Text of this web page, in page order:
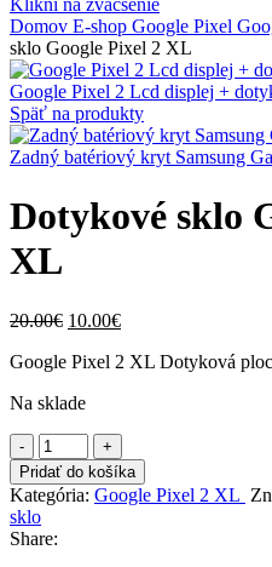
Klikni na zväčšenie
Domov E-shop Google Pixel
sklo Google Pixel 2 XL
Google Pixel 2 Lcd displej +
Späť na produkty
Zadný batériový kryt Samsung
Dotykové sklo
XL
20.00€ Pôvodná
bola:
10.00€Aktuálna
je:
Google Pixel 2 XL Dotyková
Na sklade
množstvo
Dotykové
sklo Google
Pixel
2
XL
Pridať do košíka
Kategória: Google Pixel 2 XL
sklo
Share: